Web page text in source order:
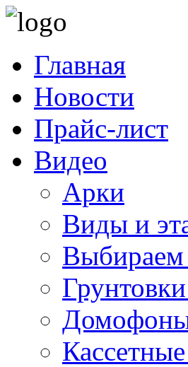
Главная
Новости
Прайс-лист
Видео
Арки
Виды и